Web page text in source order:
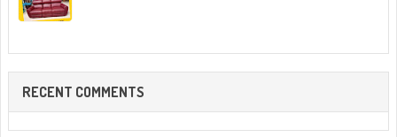
RECENT COMMENTS